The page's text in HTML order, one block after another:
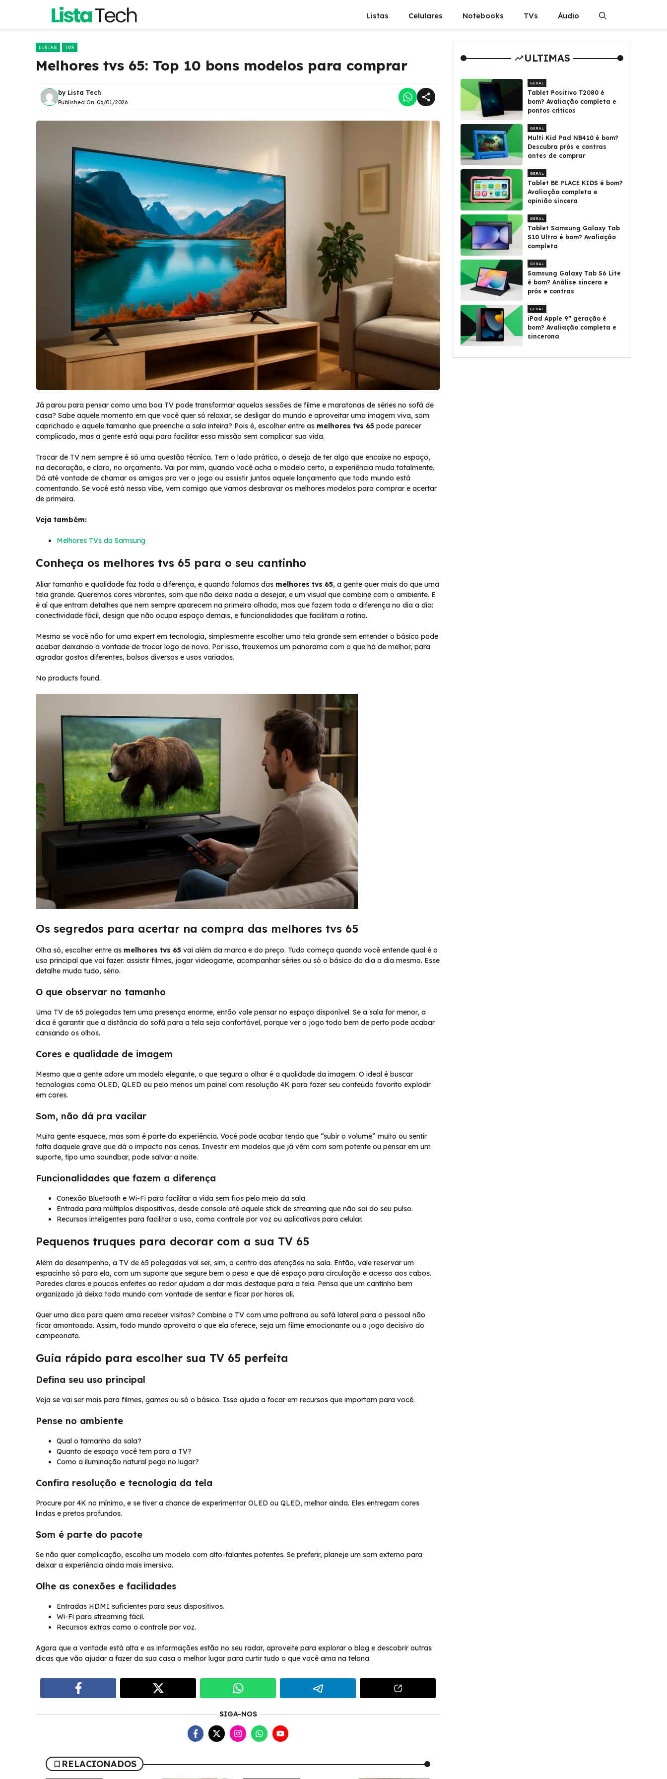
o
Listas Celulares Notebooks TVs Áudio
LISTAS TVS
Melhores tvs 65: Top 10 bons modelos para comprar
by Lista Tech
Published On: 06/01/2026
Já parou para pensar como uma boa TV pode transformar aquelas sessões de filme e maratonas de séries no sofá de
casa? Sabe aquele momento em que você quer só relaxar, se desligar do mundo e aproveitar uma imagem viva, som
caprichado e aquele tamanho que preenche a sala inteira? Pois é, escolher entre as melhores tvs 65 pode parecer
complicado, mas a gente está aqui para facilitar essa missão sem complicar sua vida.
Trocar de TV nem sempre é só uma questão técnica. Tem o lado prático, o desejo de ter algo que encaixe no espaço,
na decoração, e claro, no orçamento. Vai por mim, quando você acha o modelo certo, a experiência muda totalmente.
Dá até vontade de chamar os amigos pra ver o jogo ou assistir juntos aquele lançamento que todo mundo está
comentando. Se você está nessa vibe, vem comigo que vamos desbravar os melhores modelos para comprar e acertar
de primeira.
Veja também:
Melhores TVs da Samsung
Conheça os melhores tvs 65 para o seu cantinho
Aliar tamanho e qualidade faz toda a diferença, e quando falamos das melhores tvs 65, a gente quer mais do que uma
tela grande. Queremos cores vibrantes, som que não deixa nada a desejar, e um visual que combine com o ambiente. E
é aí que entram detalhes que nem sempre aparecem na primeira olhada, mas que fazem toda a diferença no dia a dia:
conectividade fácil, design que não ocupa espaço demais, e funcionalidades que facilitam a rotina.
Mesmo se você não for uma expert em tecnologia, simplesmente escolher uma tela grande sem entender o básico pode
acabar deixando a vontade de trocar logo de novo. Por isso, trouxemos um panorama com o que há de melhor, para
agradar gostos diferentes, bolsos diversos e usos variados.
No products found.
Os segredos para acertar na compra das melhores tvs 65
Olha só, escolher entre as melhores tvs 65 vai além da marca e do preço. Tudo começa quando você entende qual é o
uso principal que vai fazer: assistir filmes, jogar videogame, acompanhar séries ou só o básico do dia a dia mesmo. Esse
detalhe muda tudo, sério.
O que observar no tamanho
Uma TV de 65 polegadas tem uma presença enorme, então vale pensar no espaço disponível. Se a sala for menor, a
dica é garantir que a distância do sofá para a tela seja confortável, porque ver o jogo todo bem de perto pode acabar
cansando os olhos.
Cores e qualidade de imagem
Mesmo que a gente adore um modelo elegante, o que segura o olhar é a qualidade da imagem. O ideal é buscar
tecnologias como OLED, QLED ou pelo menos um painel com resolução 4K para fazer seu conteúdo favorito explodir
em cores.
Som, não dá pra vacilar
Muita gente esquece, mas som é parte da experiência. Você pode acabar tendo que “subir o volume” muito ou sentir
falta daquele grave que dá o impacto nas cenas. Investir em modelos que já vêm com som potente ou pensar em um
suporte, tipo uma soundbar, pode salvar a noite.
Funcionalidades que fazem a diferença
Conexão Bluetooth e Wi-Fi para facilitar a vida sem fios pelo meio da sala.
Entrada para múltiplos dispositivos, desde console até aquele stick de streaming que não sai do seu pulso.
Recursos inteligentes para facilitar o uso, como controle por voz ou aplicativos para celular.
Pequenos truques para decorar com a sua TV 65
Além do desempenho, a TV de 65 polegadas vai ser, sim, o centro das atenções na sala. Então, vale reservar um
espacinho só para ela, com um suporte que segure bem o peso e que dê espaço para circulação e acesso aos cabos.
Paredes claras e poucos enfeites ao redor ajudam a dar mais destaque para a tela. Pensa que um cantinho bem
organizado já deixa todo mundo com vontade de sentar e ficar por horas ali.
Quer uma dica para quem ama receber visitas? Combine a TV com uma poltrona ou sofá lateral para o pessoal não
ficar amontoado. Assim, todo mundo aproveita o que ela oferece, seja um filme emocionante ou o jogo decisivo do
campeonato.
Guia rápido para escolher sua TV 65 perfeita
Defina seu uso principal
Veja se vai ser mais para filmes, games ou só o básico. Isso ajuda a focar em recursos que importam para você.
Pense no ambiente
Qual o tamanho da sala?
Quanto de espaço você tem para a TV?
Como a iluminação natural pega no lugar?
Confira resolução e tecnologia da tela
Procure por 4K no mínimo, e se tiver a chance de experimentar OLED ou QLED, melhor ainda. Eles entregam cores
lindas e pretos profundos.
Som é parte do pacote
Se não quer complicação, escolha um modelo com alto-falantes potentes. Se preferir, planeje um som externo para
deixar a experiência ainda mais imersiva.
Olhe as conexões e facilidades
Entradas HDMI suficientes para seus dispositivos.
Wi-Fi para streaming fácil.
Recursos extras como o controle por voz.
Agora que a vontade está alta e as informações estão no seu radar, aproveite para explorar o blog e descobrir outras
dicas que vão ajudar a fazer da sua casa o melhor lugar para curtir tudo o que você ama na telona.
SIGA-NOS
RELACIONADOS
ULTIMAS
GERAL
Tablet Positivo T2080 é
bom? Avaliação completa e
pontos críticos
GERAL
Multi Kid Pad NB410 é bom?
Descubra prós e contras
antes de comprar
GERAL
Tablet BE PLACE KIDS é bom?
Avaliação completa e
opinião sincera
GERAL
Tablet Samsung Galaxy Tab
S10 Ultra é bom? Avaliação
completa
GERAL
Samsung Galaxy Tab S6 Lite
é bom? Análise sincera e
prós e contras
GERAL
iPad Apple 9ª geração é
bom? Avaliação completa e
sincerona